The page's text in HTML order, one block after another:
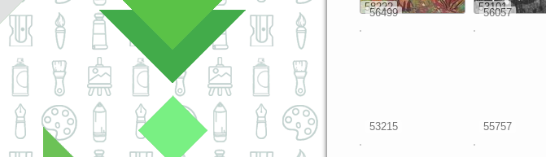
58222 53101
56499 56057
53215 55757